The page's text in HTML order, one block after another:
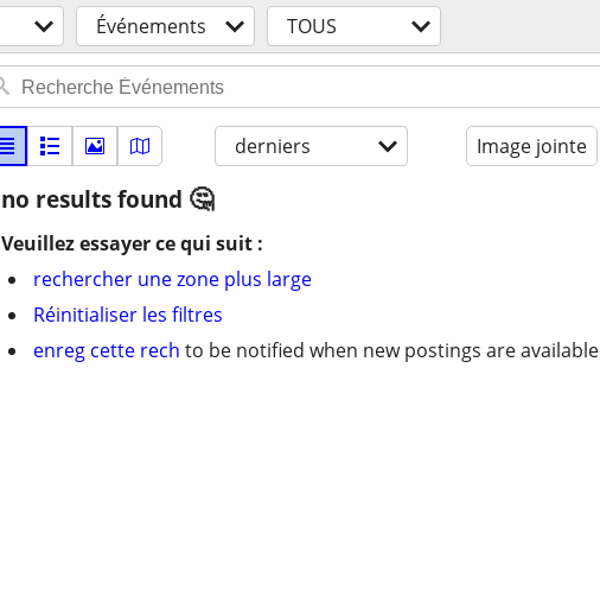
Événements TOUS
derniers Image jointe
no results found
Veuillez essayer ce qui suit :
rechercher une zone plus large
Réinitialiser les filtres
enreg cette rech to be notified when new postings are available